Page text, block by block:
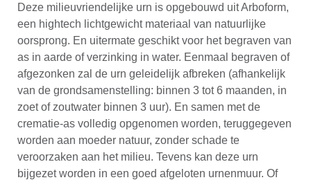
Deze milieuvriendelijke urn is opgebouwd uit Arboform,
een hightech lichtgewicht materiaal van natuurlijke
oorsprong. En uitermate geschikt voor het begraven van
as in aarde of verzinking in water. Eenmaal begraven of
afgezonken zal de urn geleidelijk afbreken (afhankelijk
van de grondsamenstelling: binnen 3 tot 6 maanden, in
zoet of zoutwater binnen 3 uur). En samen met de
crematie-as volledig opgenomen worden, teruggegeven
worden aan moeder natuur, zonder schade te
veroorzaken aan het milieu. Tevens kan deze urn
bijgezet worden in een goed afgeloten urnenmuur. Of